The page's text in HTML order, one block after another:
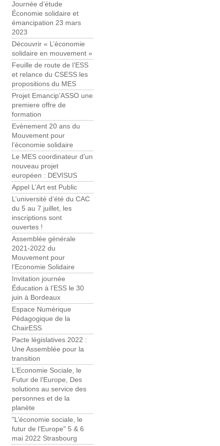
Journée d’étude
Économie solidaire et
émancipation 23 mars
2023
Découvrir « L’économie
solidaire en mouvement »
Feuille de route de l’ESS
et relance du CSESS les
propositions du MES
Projet Emancip’ASSO une
premiere offre de
formation
Evènement 20 ans du
Mouvement pour
l’économie solidaire
Le MES coordinateur d’un
nouveau projet
européen : DEVISUS
Appel L’Art est Public
L’université d’été du CAC
du 5 au 7 juillet, les
inscriptions sont
ouvertes !
Assemblée générale
2021-2022 du
Mouvement pour
l’Economie Solidaire
Invitation journée
Éducation à l’ESS le 30
juin à Bordeaux
Espace Numérique
Pédagogique de la
ChairESS
Pacte législatives 2022 :
Une Assemblée pour la
transition
L’Economie Sociale, le
Futur de l’Europe, Des
solutions au service des
personnes et de la
planète
"L’économie sociale, le
futur de l’Europe" 5 & 6
mai 2022 Strasbourg